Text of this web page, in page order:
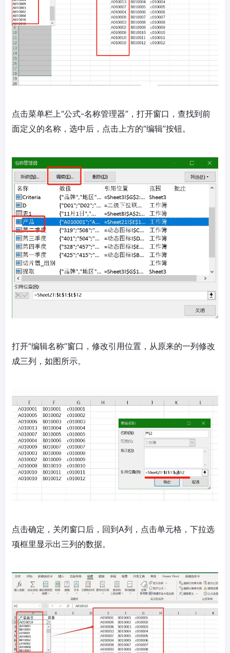
点击菜单栏上“公式-名称管理器”，打开窗口，查找到前
面定义的名称，选中后，点击上方的“编辑”按钮。
打开“编辑名称”窗口，修改引用位置，从原来的一列修改
成三列，如图所示。
点击确定，关闭窗口后，回到A列，点击单元格，下拉选
项框里显示出三列的数据。